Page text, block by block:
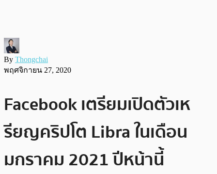
By Thongchai
พฤศจิกายน 27, 2020
Facebook เตรียมเปิดตัวเห
รียญคริปโต Libra ในเดือน
มกราคม 2021 ปีหน้านี้